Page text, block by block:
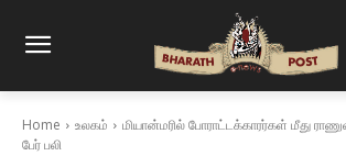
Home உலகம்
மியான்மரில் போராட்டக்காரர்கள் மீது
பேர் பலி